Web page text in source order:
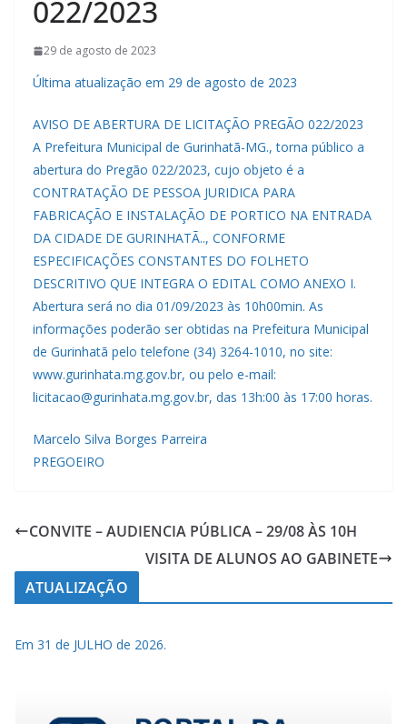
022/2023
29 de agosto de 2023
Última atualização em 29 de agosto de 2023
AVISO DE ABERTURA DE LICITAÇÃO PREGÃO 022/2023
A Prefeitura Municipal de Gurinhatã-MG., torna público a
abertura do Pregão 022/2023, cujo objeto é a
CONTRATAÇÃO DE PESSOA JURIDICA PARA
FABRICAÇÃO E INSTALAÇÃO DE PORTICO NA ENTRADA
DA CIDADE DE GURINHATÃ.., CONFORME
ESPECIFICAÇÕES CONSTANTES DO FOLHETO
DESCRITIVO QUE INTEGRA O EDITAL COMO ANEXO I.
Abertura será no dia 01/09/2023 às 10h00min. As
informações poderão ser obtidas na Prefeitura Municipal
de Gurinhatã pelo telefone (34) 3264-1010, no site:
www.gurinhata.mg.gov.br, ou pelo e-mail:
licitacao@gurinhata.mg.gov.br, das 13h:00 às 17:00 horas.
Marcelo Silva Borges Parreira
PREGOEIRO
CONVITE – AUDIENCIA PÚBLICA – 29/08 ÀS 10H
VISITA DE ALUNOS AO GABINETE
ATUALIZAÇÃO
Em 31 de JULHO de 2026.